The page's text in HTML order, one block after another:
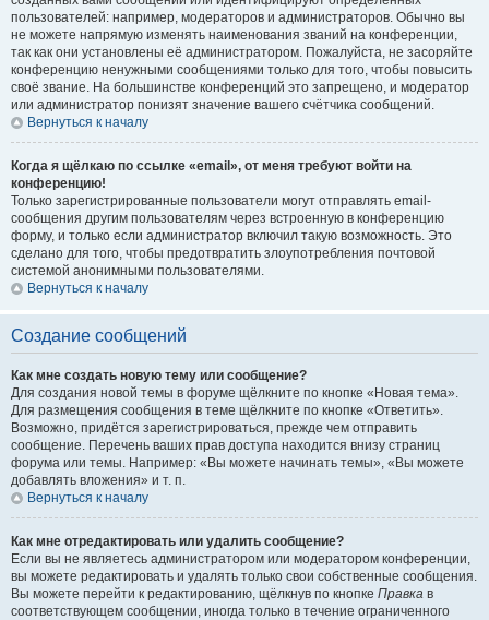
пользователей: например, модераторов и администраторов. Обычно вы
не можете напрямую изменять наименования званий на конференции,
так как они установлены её администратором. Пожалуйста, не засоряйте
конференцию ненужными сообщениями только для того, чтобы повысить
своё звание. На большинстве конференций это запрещено, и модератор
или администратор понизят значение вашего счётчика сообщений.
Вернуться к началу
Когда я щёлкаю по ссылке «email», от меня требуют войти на
конференцию!
Только зарегистрированные пользователи могут отправлять email-
сообщения другим пользователям через встроенную в конференцию
форму, и только если администратор включил такую возможность. Это
сделано для того, чтобы предотвратить злоупотребления почтовой
системой анонимными пользователями.
Вернуться к началу
Создание сообщений
Как мне создать новую тему или сообщение?
Для создания новой темы в форуме щёлкните по кнопке «Новая тема».
Для размещения сообщения в теме щёлкните по кнопке «Ответить».
Возможно, придётся зарегистрироваться, прежде чем отправить
сообщение. Перечень ваших прав доступа находится внизу страниц
форума или темы. Например: «Вы можете начинать темы», «Вы можете
добавлять вложения» и т. п.
Вернуться к началу
Как мне отредактировать или удалить сообщение?
Если вы не являетесь администратором или модератором конференции,
вы можете редактировать и удалять только свои собственные сообщения.
Вы можете перейти к редактированию, щёлкнув по кнопке Правка в
соответствующем сообщении, иногда только в течение ограниченного